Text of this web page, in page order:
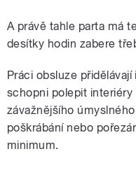
A právě tahle parta má
desítky hodin zabere
Práci obsluze
schopni polepit interiéry
závažnějšího
poškrábání nebo
minimum.